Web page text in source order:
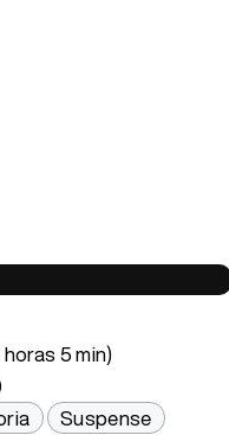
5 min)
Suspense